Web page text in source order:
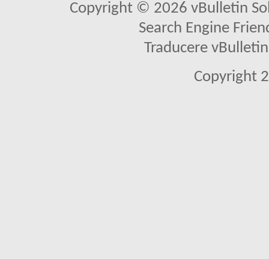
Copyright © 2026 vBulletin
Search Engine
Traducere
Copyright